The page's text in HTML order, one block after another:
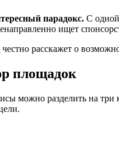
парадокс. С
ищет
расскажет о
площадок
можно разделить на три